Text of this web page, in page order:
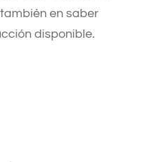
en saber
disponible.